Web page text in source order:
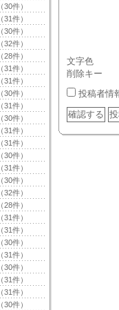
（30件）
（31件）
（30件）
（32件）
（28件）
（31件）
（31件）
（30件）
（31件）
（30件）
（31件）
（31件）
（30件）
（31件）
（30件）
（32件）
（28件）
（31件）
（31件）
（30件）
（31件）
（30件）
（31件）
（31件）
（30件）
文字色
削除キー
投稿者情